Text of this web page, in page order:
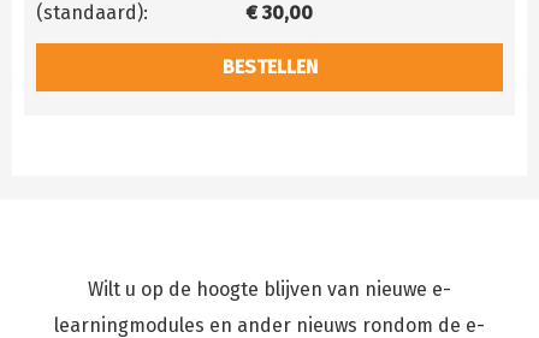
(standaard):
€ 30,00
BESTELLEN
Wilt u op de hoogte blijven van nieuwe e-
learningmodules en ander nieuws rondom de e-